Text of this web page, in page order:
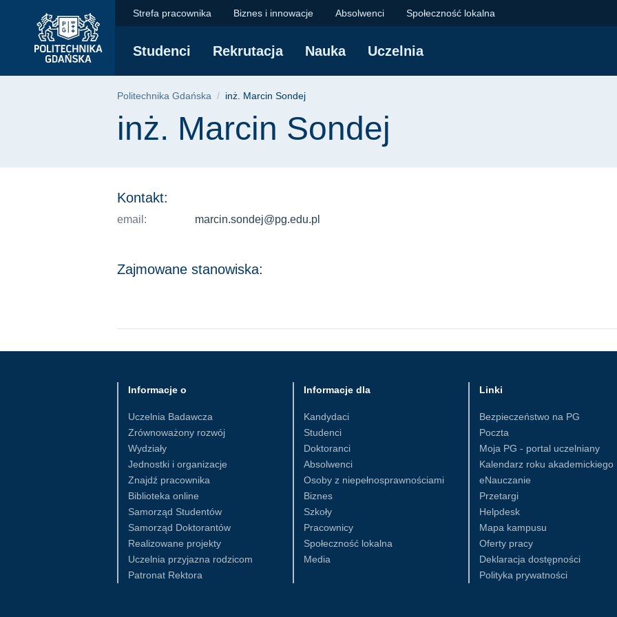
głównego
wyszukiwarki
inż. Marcin Sondej | Politechnika
Strefa pracownika Biznes i innowacje Absolwenci Społeczność lokalna
Studenci Rekrutacja Nauka Uczelnia
Ścieżka nawigacyjna
Politechnika Gdańska inż. Marcin Sondej
Treść strony
inż. Marcin Sondej
Kontakt:
email: marcin.sondej@pg.edu.pl
Zajmowane stanowiska:
Informacje o
Uczelnia Badawcza
Zrównoważony rozwój
Wydziały
Jednostki i organizacje
Znajdź pracownika
Biblioteka online
Samorząd Studentów
Samorząd Doktorantów
Realizowane projekty
Uczelnia przyjazna rodzicom
Patronat Rektora
Informacje dla
Kandydaci
Studenci
Doktoranci
Absolwenci
Osoby z niepełnosprawnościami
Biznes
Szkoły
Pracownicy
Społeczność lokalna
Media
Linki
Bezpieczeństwo na PG
Poczta
Moja PG - portal uczelniany
Kalendarz roku akademickiego
eNauczanie
Przetargi
Helpdesk
Mapa kampusu
Oferty pracy
Deklaracja dostępności
Polityka prywatności